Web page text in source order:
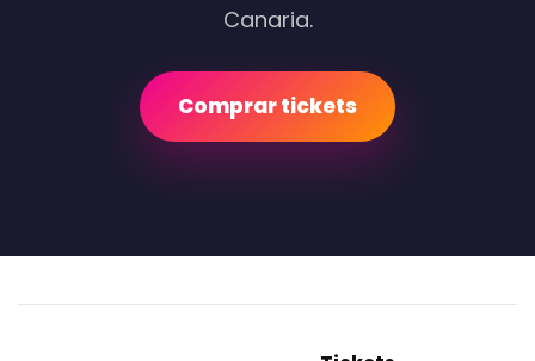
Canaria.
Comprar tickets